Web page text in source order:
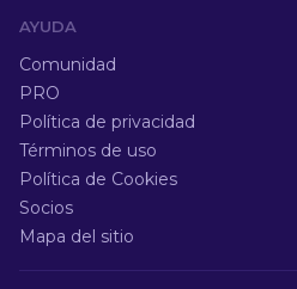
AYUDA
Comunidad
PRO
Política de privacidad
Términos de uso
Política de Cookies
Socios
Mapa del sitio